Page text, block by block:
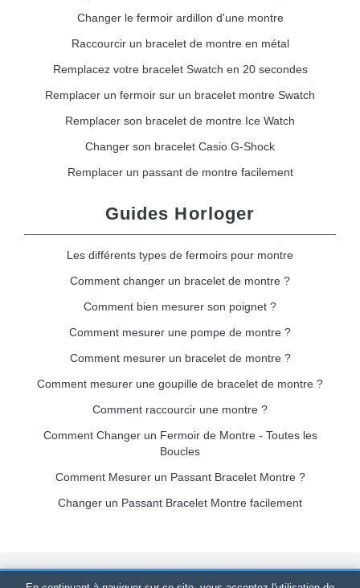
Changer le fermoir ardillon d'une montre
Raccourcir un bracelet de montre en métal
Remplacez votre bracelet Swatch en 20 secondes
Remplacer un fermoir sur un bracelet montre Swatch
Remplacer son bracelet de montre Ice Watch
Changer son bracelet Casio G-Shock
Remplacer un passant de montre facilement
Guides Horloger
Les différents types de fermoirs pour montre
Comment changer un bracelet de montre ?
Comment bien mesurer son poignet ?
Comment mesurer une pompe de montre ?
Comment mesurer un bracelet de montre ?
Comment mesurer une goupille de bracelet de montre ?
Comment raccourcir une montre ?
Comment Changer un Fermoir de Montre - Toutes les
Boucles
Comment Mesurer un Passant Bracelet Montre ?
Changer un Passant Bracelet Montre facilement
Bracelet-de-montre.com© 2026Tous droits réservés-SIRET